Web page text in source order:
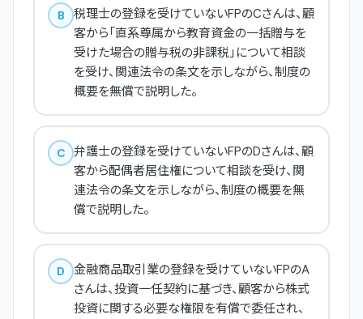
B
税理士の登録を受けていないFPのCさんは、顧
客から「直系尊属から教育資金の一括贈与を
受けた場合の贈与税の非課税」について相談
を受け、関連法令の条文を示しながら、制度の
概要を無償で説明した。
C
弁護士の登録を受けていないFPのDさんは、顧
客から配偶者居住権について相談を受け、関
連法令の条文を示しながら、制度の概要を無
償で説明した。
D
金融商品取引業の登録を受けていないFPのA
さんは、投資一任契約に基づき、顧客から株式
投資に関する必要な権限を有償で委任され、